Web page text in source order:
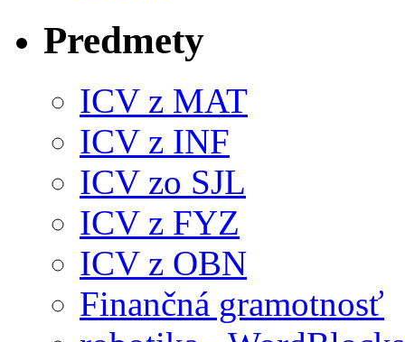
Predmety
ICV z MAT
ICV z INF
ICV zo SJL
ICV z FYZ
ICV z OBN
Finančná gramotnosť